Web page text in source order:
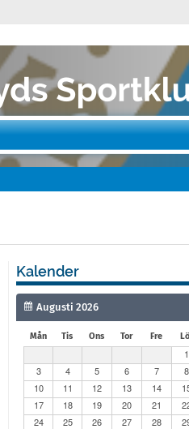
Kalender
Mån Tis Ons Tor Fre
1
3 4 5 6 7 8
10 11 12 13 14
17 18 19 20 21
24 25 26 27 28